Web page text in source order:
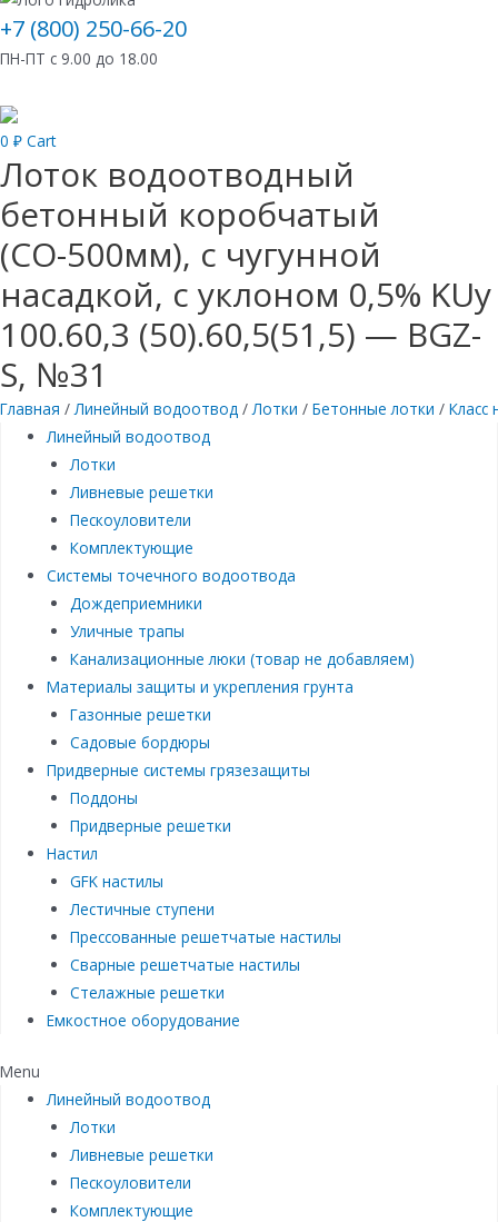
+7 (800) 250-66-20
ПН-ПТ с 9.00 до 18.00
0 ₽ Cart
Лоток водоотводный
бетонный коробчатый
(СО-500мм), с чугунной
насадкой, с уклоном 0,5% KUу
100.60,3 (50).60,5(51,5) — BGZ-
S, №31
Главная /Линейный водоотвод /Лотки / Бетонные лотки / Класс
Линейный водоотвод
Лотки
Ливневые решетки
Пескоуловители
Комплектующие
Системы точечного водоотвода
Дождеприемники
Уличные трапы
Канализационные люки (товар не добавляем)
Материалы защиты и укрепления грунта
Газонные решетки
Садовые бордюры
Придверные системы грязезащиты
Поддоны
Придверные решетки
Настил
GFK настилы
Лестичные ступени
Прессованные решетчатые настилы
Сварные решетчатые настилы
Стелажные решетки
Емкостное оборудование
Menu
Линейный водоотвод
Лотки
Ливневые решетки
Пескоуловители
Комплектующие